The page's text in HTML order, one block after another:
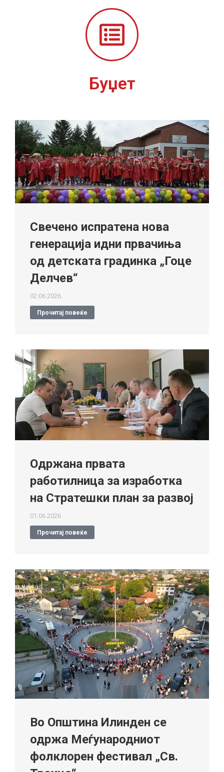
Буџет
Свечено испратена нова
генерација идни првачиња
од детската градинка „Гоце
Делчев“
02.06.2026
Прочитај повеќе
Одржана првата
работилница за изработка
на Стратешки план за развој
01.06.2026
Прочитај повеќе
Во Општина Илинден се
одржа Меѓународниот
фолклорен фестивал „Св.